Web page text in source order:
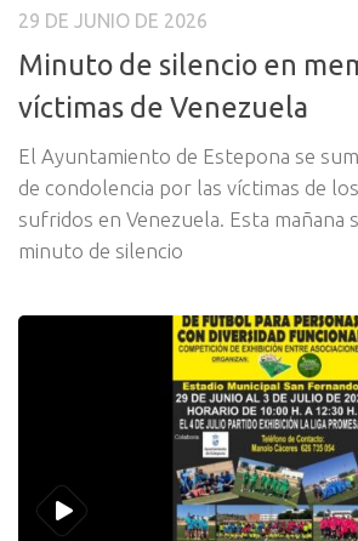
29 DE JUNIO DE 2026
Minuto de silencio en
víctimas de Venezuela
El Ayuntamiento de Estepona se
de condolencia por las víctimas de
sufridos en Venezuela. Esta mañana
minuto de silencio